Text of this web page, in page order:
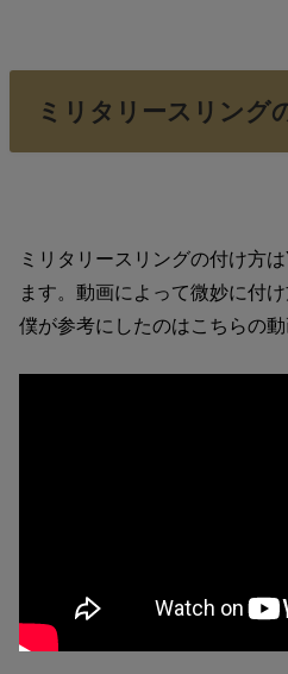
ミリタリースリング
ミリタリースリングの付け方
ます。動画によって微妙に付
僕が参考にしたのはこちらの動